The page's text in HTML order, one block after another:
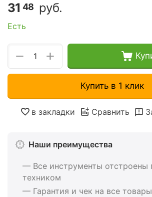
31 48 руб.
Есть
+
−
Купить в 1 клик
в закладки Сравнить
Наши преимущества
— Все инструменты отстроены
техником
— Гарантия и чек на все товары